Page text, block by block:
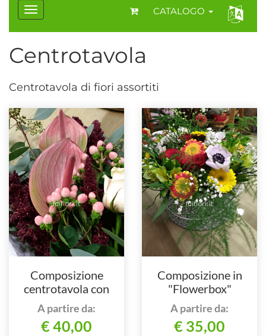
CATALOGO
Centrotavola
Centrotavola di fiori assortiti
Composizione
centrotavola con
anthurium
A partire da:
€ 40,00
Composizione in
"Flowerbox"
A partire da:
€ 35,00